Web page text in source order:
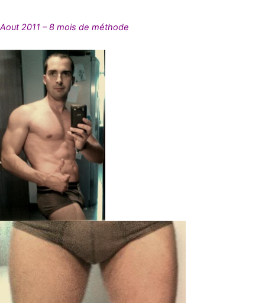
Aout 2011 – 8 mois de méthode